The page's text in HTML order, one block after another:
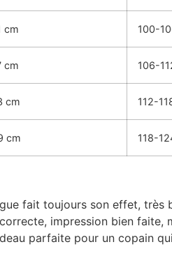
cm 100-
cm 106-
cm 112-
cm 118-
fait toujours son effet, très
impression bien faite,
parfaite pour un copain